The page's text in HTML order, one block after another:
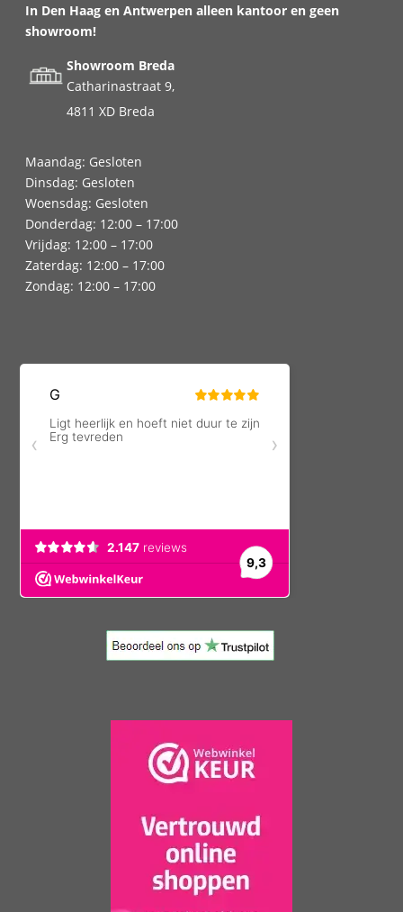
In Den Haag en Antwerpen alleen kantoor en geen
showroom!
Showroom Breda
Catharinastraat 9,
4811 XD Breda
Maandag: Gesloten
Dinsdag: Gesloten
Woensdag: Gesloten
Donderdag: 12:00 – 17:00
Vrijdag: 12:00 – 17:00
Zaterdag: 12:00 – 17:00
Zondag: 12:00 – 17:00